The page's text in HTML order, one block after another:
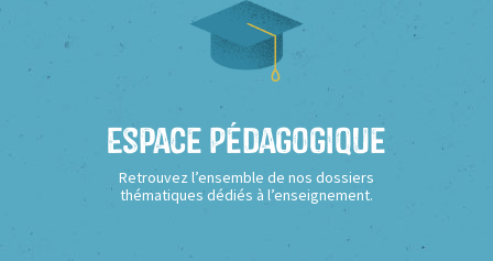
Espace Pédagogique
Retrouvez l’ensemble de nos dossiers
thématiques dédiés à l’enseignement.